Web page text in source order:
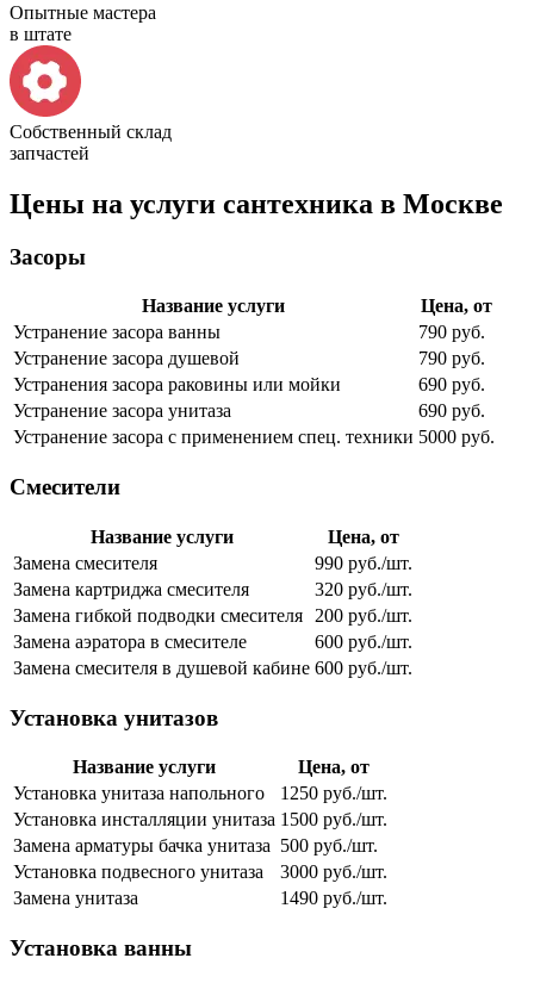
Опытные мастера
в штате
Собственный склад
запчастей
Цены на услуги сантехника в Москве
Засоры
Название услуги
Цена, от
Устранение засора ванны
790 руб.
Устранение засора душевой
790 руб.
Устранения засора раковины или мойки
690 руб.
Устранение засора унитаза
690 руб.
Устранение засора с применением спец. техники 5000 руб.
Смесители
Название услуги
Цена, от
Замена смесителя
990 руб./шт.
Замена картриджа смесителя
320 руб./шт.
Замена гибкой подводки смесителя
200 руб./шт.
Замена аэратора в смесителе
600 руб./шт.
Замена смесителя в душевой кабине 600 руб./шт.
Установка унитазов
Название услуги
Цена, от
Установка унитаза напольного
1250 руб./шт.
Установка инсталляции унитаза 1500 руб./шт.
Замена арматуры бачка унитаза 500 руб./шт.
Установка подвесного унитаза
3000 руб./шт.
Замена унитаза
1490 руб./шт.
Установка ванны